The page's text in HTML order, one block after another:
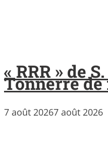
« RRR » de
Tonnerre de
7 août 20267 août 2026